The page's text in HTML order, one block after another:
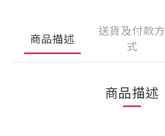
商品描述
送貨及付款方
式
商品描述